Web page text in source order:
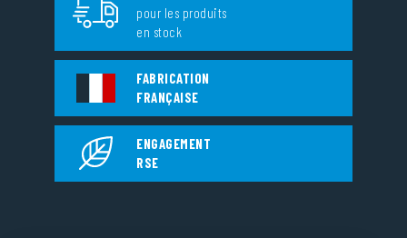
pour les produits
en stock
FABRICATION
FRANÇAISE
ENGAGEMENT
RSE